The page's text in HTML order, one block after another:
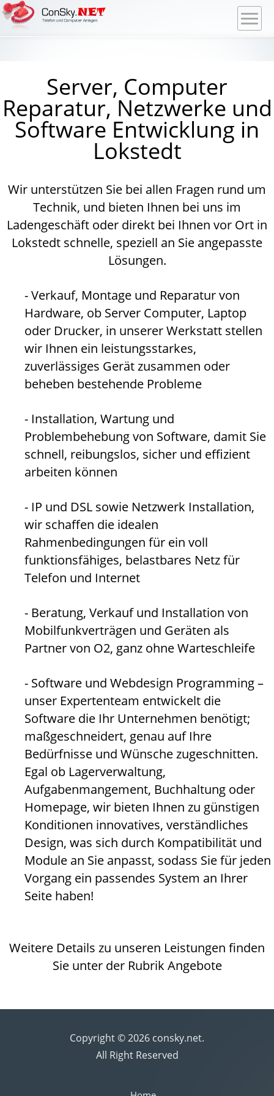
Server, Computer
Reparatur, Netzwerke und
Software Entwicklung in
Lokstedt
Wir unterstützen Sie bei allen Fragen rund um
Technik, und bieten Ihnen bei uns im
Ladengeschäft oder direkt bei Ihnen vor Ort in
Lokstedt schnelle, speziell an Sie angepasste
Lösungen.
- Verkauf, Montage und Reparatur von
Hardware, ob Server Computer, Laptop
oder Drucker, in unserer Werkstatt stellen
wir Ihnen ein leistungsstarkes,
zuverlässiges Gerät zusammen oder
beheben bestehende Probleme
- Installation, Wartung und
Problembehebung von Software, damit Sie
schnell, reibungslos, sicher und effizient
arbeiten können
- IP und DSL sowie Netzwerk Installation,
wir schaffen die idealen
Rahmenbedingungen für ein voll
funktionsfähiges, belastbares Netz für
Telefon und Internet
- Beratung, Verkauf und Installation von
Mobilfunkverträgen und Geräten als
Partner von O2, ganz ohne Warteschleife
- Software und Webdesign Programming –
unser Expertenteam entwickelt die
Software die Ihr Unternehmen benötigt;
maßgeschneidert, genau auf Ihre
Bedürfnisse und Wünsche zugeschnitten.
Egal ob Lagerverwaltung,
Aufgabenmangement, Buchhaltung oder
Homepage, wir bieten Ihnen zu günstigen
Konditionen innovatives, verständliches
Design, was sich durch Kompatibilität und
Module an Sie anpasst, sodass Sie für jeden
Vorgang ein passendes System an Ihrer
Seite haben!
Weitere Details zu unseren Leistungen finden
Sie unter der Rubrik Angebote
Copyright © 2026 consky.net.
All Right Reserved